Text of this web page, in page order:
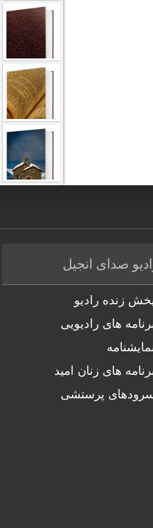
صدای انجیل
زنده رادیو
های رادیویی
های زنان امید
پرستشی